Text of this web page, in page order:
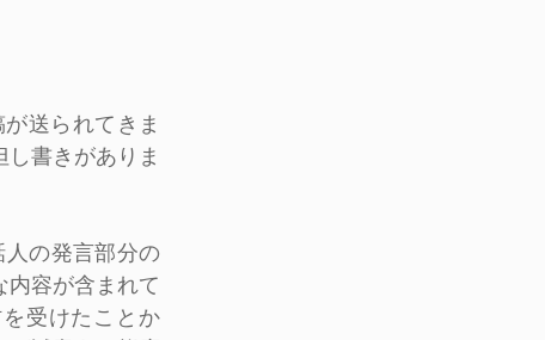
送られてきま
書きがありま
の発言部分の
容が含まれて
受けたことか